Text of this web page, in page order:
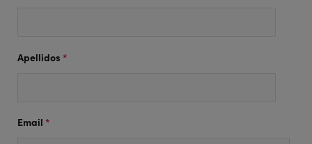
Apellidos *
Email *